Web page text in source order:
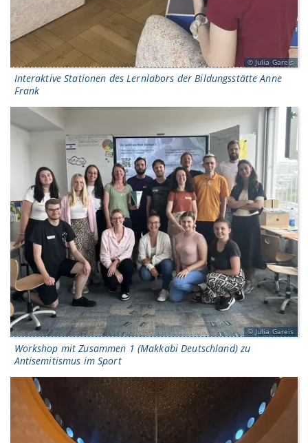
Julia Gareis
Interaktive Stationen des Lernlabors der Bildungsstätte Anne
Frank
Julia Gareis
Workshop mit Zusammen 1 (Makkabi Deutschland) zu
Antisemitismus im Sport